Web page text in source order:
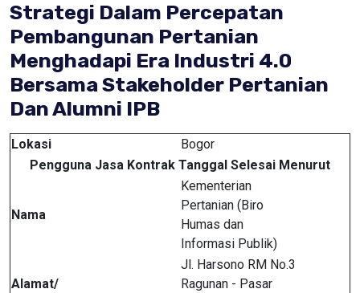
Strategi Dalam Percepatan
Pembangunan Pertanian
Menghadapi Era Industri 4.0
Bersama Stakeholder Pertanian
Dan Alumni IPB
Lokasi
Bogor
Pengguna Jasa Kontrak Tanggal Selesai Menurut
Nama
Kementerian
Pertanian (Biro
Humas dan
Informasi Publik)
Alamat/
Jl. Harsono RM No.3
Ragunan - Pasar